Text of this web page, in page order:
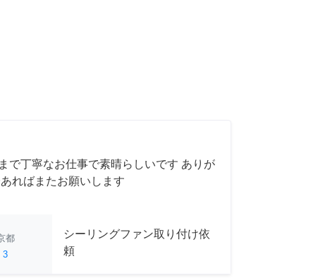
で丁寧なお仕事で素晴らしいです ありが
ればまたお願いします
都
3
シーリングファン取り付け依
頼